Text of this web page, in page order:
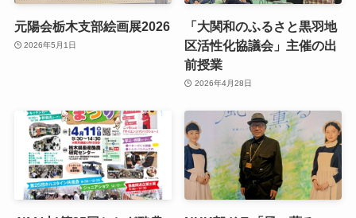
元陽会栃木支部絵画展2026
2026年5月1日
「大関和のふるさと黒羽地
区活性化協議会」主催の出
前授業
2026年4月28日